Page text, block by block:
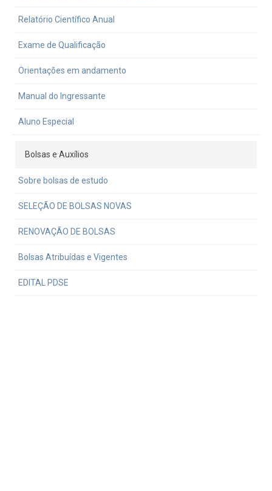
Relatório Científico Anual
Exame de Qualificação
Orientações em andamento
Manual do Ingressante
Aluno Especial
Bolsas e Auxílios
Sobre bolsas de estudo
SELEÇÃO DE BOLSAS NOVAS
RENOVAÇÃO DE BOLSAS
Bolsas Atribuídas e Vigentes
EDITAL PDSE